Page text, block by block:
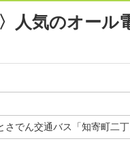
人気のオール
さでん交通バス「知寄町二